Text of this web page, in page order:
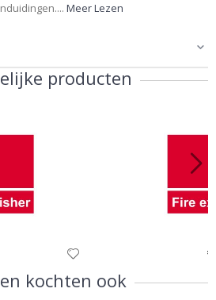
Meer Lezen
producten
kochten ook